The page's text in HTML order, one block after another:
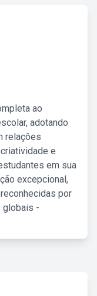
ao
adotando
relações
e
em sua
excepcional,
por
globais -